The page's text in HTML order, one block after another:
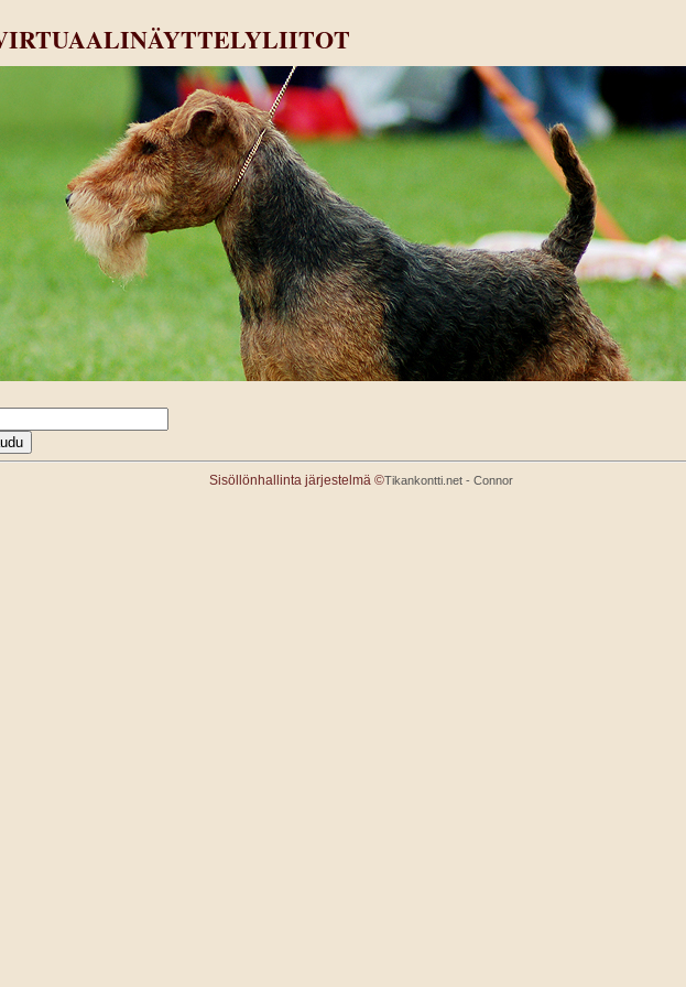
Sisöllönhallinta järjestelmä ©Tikankontti.net - Connor